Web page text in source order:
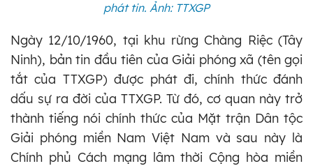
phát tin. Ảnh: TTXGP
Ngày 12/10/1960, tại khu rừng Chàng Riệc (Tây
Ninh), bản tin đầu tiên của Giải phóng xã (tên gọi
tắt của TTXGP) được phát đi, chính thức đánh
dấu sự ra đời của TTXGP. Từ đó, cơ quan này trở
thành tiếng nói chính thức của Mặt trận Dân tộc
Giải phóng miền Nam Việt Nam và sau này là
Chính phủ Cách mạng lâm thời Cộng hòa miền